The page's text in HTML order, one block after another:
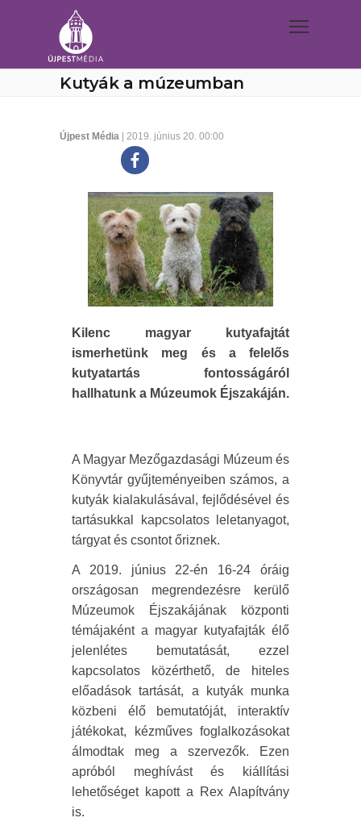
Kutyák a múzeumban
Újpest Média | 2019. június 20. 00:00
Kilenc magyar kutyafajtát
ismerhetünk meg és a felelős
kutyatartás fontosságáról
hallhatunk a Múzeumok Éjszakáján.
A Magyar Mezőgazdasági Múzeum és
Könyvtár gyűjteményeiben számos, a
kutyák kialakulásával, fejlődésével és
tartásukkal kapcsolatos leletanyagot,
tárgyat és csontot őriznek.
A 2019. június 22-én 16-24 óráig
országosan megrendezésre kerülő
Múzeumok Éjszakájának központi
témájaként a magyar kutyafajták élő
jelenlétes bemutatását, ezzel
kapcsolatos közérthető, de hiteles
előadások tartását, a kutyák munka
közbeni élő bemutatóját, interaktív
játékokat, kézműves foglalkozásokat
álmodtak meg a szervezők. Ezen
apróból meghívást és kiállítási
lehetőséget kapott a Rex Alapítvány
is.